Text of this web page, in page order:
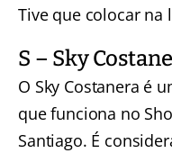
Tive que colocar na
S – Sky
O Sky Costanera é
que funciona no
Santiago. É